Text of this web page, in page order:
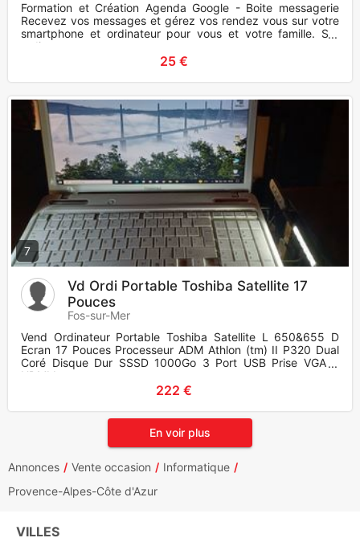
Formation et Création Agenda Google - Boite messagerie
Recevez vos messages et gérez vos rendez vous sur votre
smartphone et ordinateur pour vous et votre famille. Sur
ordin
25 €
7
Vd Ordi Portable Toshiba Satellite 17
Pouces
Fos-sur-Mer
Vend Ordinateur Portable Toshiba Satellite L 650&655 D
Ecran 17 Pouces Processeur ADM Athlon (tm) II P320 Dual
Coré Disque Dur SSSD 1000Go 3 Port USB Prise VGA &
HDMI Lecteur
222 €
En voir plus
Annonces Vente occasion
Informatique
Provence-Alpes-Côte d'Azur
VILLES